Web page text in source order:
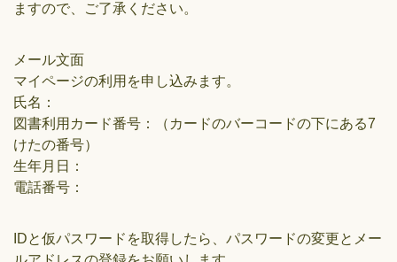
ますので、ご了承ください。
メール文面
マイページの利用を申し込みます。
氏名：
図書利用カード番号：（カードのバーコードの下にある7
けたの番号）
生年月日：
電話番号：
IDと仮パスワードを取得したら、パスワードの変更とメー